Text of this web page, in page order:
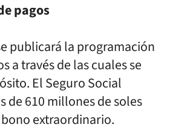
pagos
publicará la programación
a través de las cuales se
El Seguro Social
de 610 millones de soles
extraordinario.